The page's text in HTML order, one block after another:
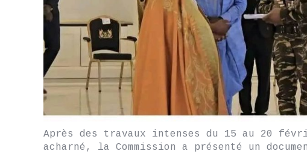
Après des travaux intenses du 15 au 20
acharné, la Commission a présenté un